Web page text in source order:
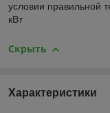
условии правильной
кВт
Скрыть
Характеристики